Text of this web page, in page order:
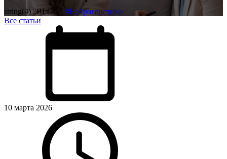
string(4) "BLOG" #Нейрогенетика
Все статьи
10 марта 2026